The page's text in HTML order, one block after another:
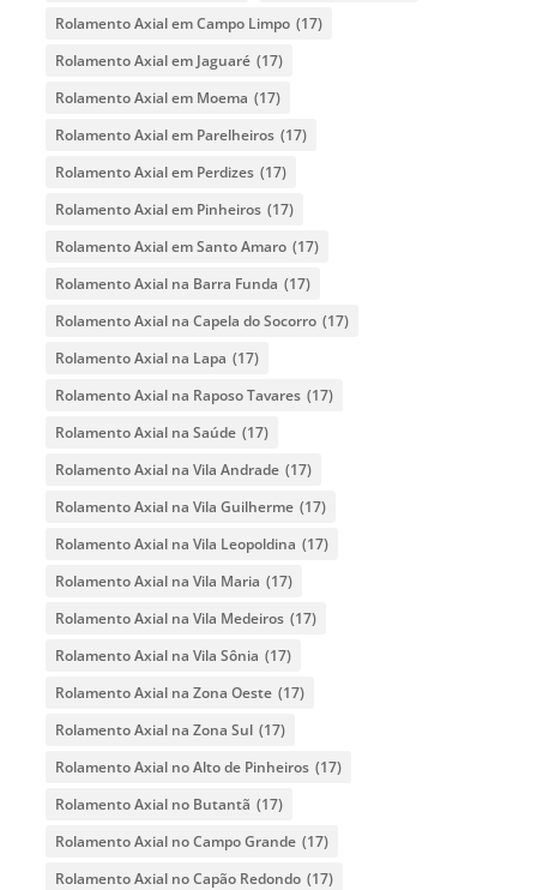
Rolamento Axial em Campo Limpo (17)
Rolamento Axial em Jaguaré (17)
Rolamento Axial em Moema (17)
Rolamento Axial em Parelheiros (17)
Rolamento Axial em Perdizes (17)
Rolamento Axial em Pinheiros (17)
Rolamento Axial em Santo Amaro (17)
Rolamento Axial na Barra Funda (17)
Rolamento Axial na Capela do Socorro (17)
Rolamento Axial na Lapa (17)
Rolamento Axial na Raposo Tavares (17)
Rolamento Axial na Saúde (17)
Rolamento Axial na Vila Andrade (17)
Rolamento Axial na Vila Guilherme (17)
Rolamento Axial na Vila Leopoldina (17)
Rolamento Axial na Vila Maria (17)
Rolamento Axial na Vila Medeiros (17)
Rolamento Axial na Vila Sônia (17)
Rolamento Axial na Zona Oeste (17)
Rolamento Axial na Zona Sul (17)
Rolamento Axial no Alto de Pinheiros (17)
Rolamento Axial no Butantã (17)
Rolamento Axial no Campo Grande (17)
Rolamento Axial no Capão Redondo (17)